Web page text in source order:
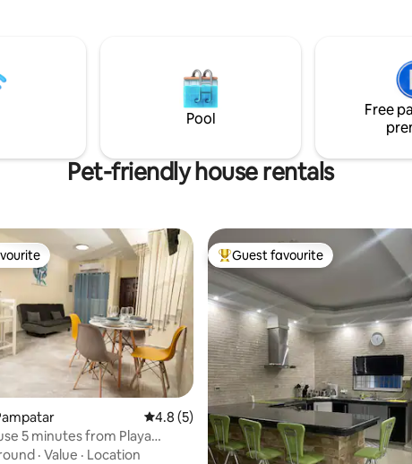
Nacional ⛵ • Pisos de
• ¡Experiencia *5 estrella
Pool
Free
Pet-friendly house rentals
13 reviews
4.8 out of 5 average rating, 5 reviews
4.8 (5)
5 minutes from Playa
Bahia Pampatar
· Value · Location
Top guest favourite
Guest favourite